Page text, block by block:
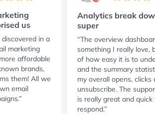
us
in a
marketing
affordable
brands,
them! All we
email
Analytics break
super
“The overview
something I really love,
of how easy it is to
and the summary
my overall opens, clicks
unsubscribe. The
is really great and quick
respond.”